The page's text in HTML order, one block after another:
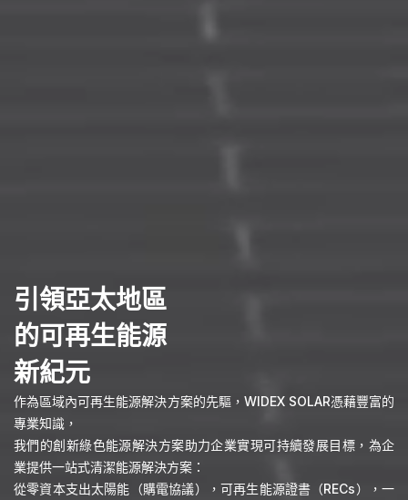
引領亞太地區
的可再生能源
新紀元
作為區域內可再生能源解決方案的先驅，WIDEX SOLAR憑藉豐富的
專業知識，
我們的創新綠色能源解決方案助力企業實現可持續發展目標，為企
業提供一站式清潔能源解決方案：
從零資本支出太陽能（購電協議），可再生能源證書（RECs），一